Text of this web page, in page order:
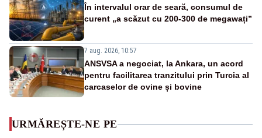
În intervalul orar de seară, consumul de
curent „a scăzut cu 200-300 de megawați”
7 aug. 2026, 10:57
ANSVSA a negociat, la Ankara, un acord
pentru facilitarea tranzitului prin Turcia al
carcaselor de ovine și bovine
URMĂREȘTE-NE PE